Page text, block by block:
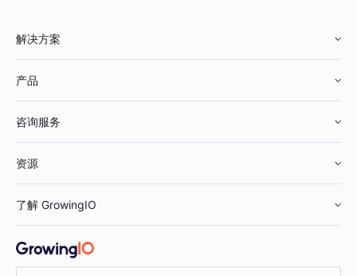
解决方案
鞋服行业
汽车行业
金融行业
产品
智能运营
获客分析
咨询服务
资源
增长公开课
了解 GrowingIO
关于 GrowingIO